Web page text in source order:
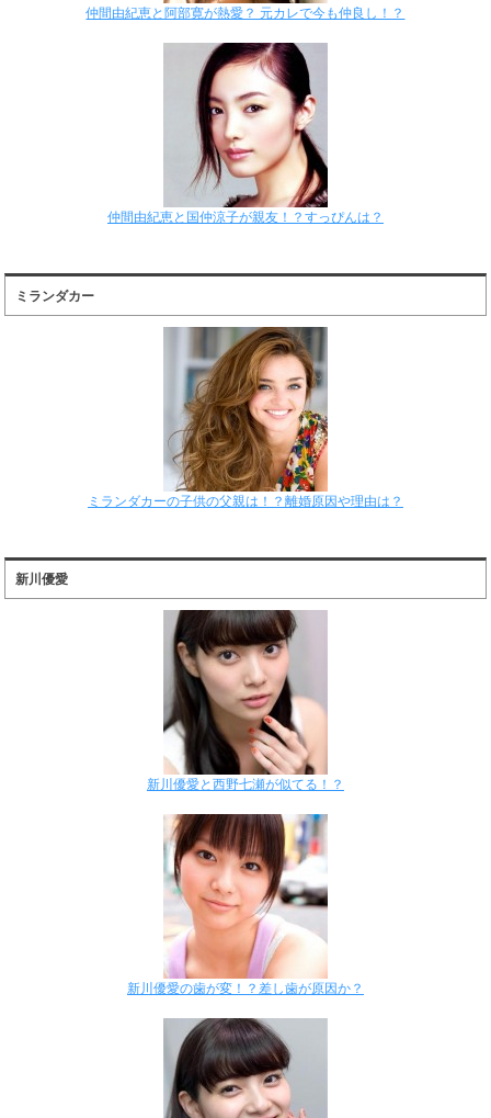
仲間由紀恵と阿部寛が熱愛？ 元カレで今も仲良し！？
仲間由紀恵と国仲涼子が親友！？すっぴんは？
ミランダカー
ミランダカーの子供の父親は！？離婚原因や理由は？
新川優愛
新川優愛と西野七瀬が似てる！？
新川優愛の歯が変！？差し歯が原因か？